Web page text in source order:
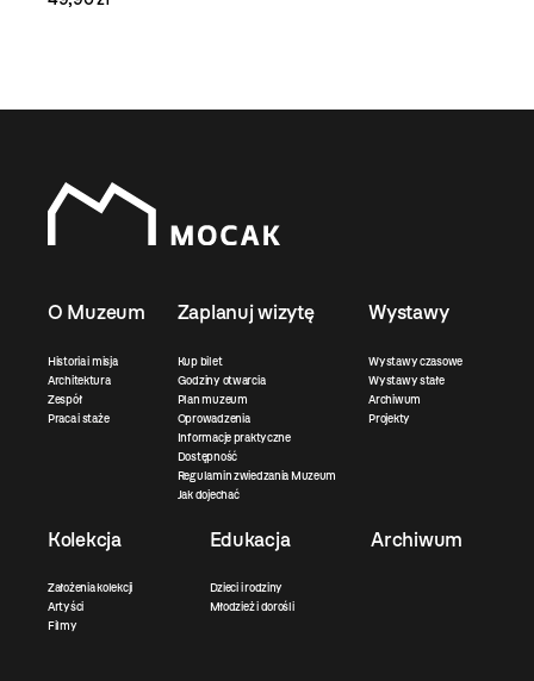
O Muzeum
Historia i misja
Architektura
Zespół
Praca i staże
Zaplanuj wizytę
Kup bilet
Godziny otwarcia
Plan muzeum
Oprowadzenia
Informacje praktyczne
Dostępność
Regulamin zwiedzania Muzeum
Jak dojechać
Wystawy
Wystawy czasowe
Wystawy stałe
Archiwum
Projekty
Kolekcja
Założenia kolekcji
Artyści
Filmy
Edukacja
Dzieci i rodziny
Młodzież i dorośli
Archiwum